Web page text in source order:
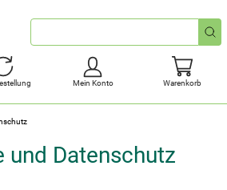
Schnellsuche
Mein Konto Warenkorb
und Datenschutz